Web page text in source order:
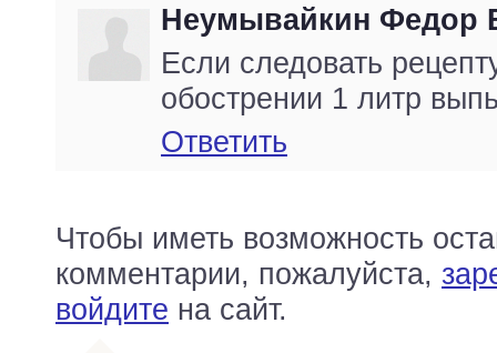
Неумывайкин Федор
Если следовать
обострении 1 литр
Ответить
Чтобы иметь возможность
комментарии, пожалуйста,
войдите на сайт.